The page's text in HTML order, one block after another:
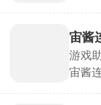
高端
多种
时租
笔订
宙酱
游戏
宙酱